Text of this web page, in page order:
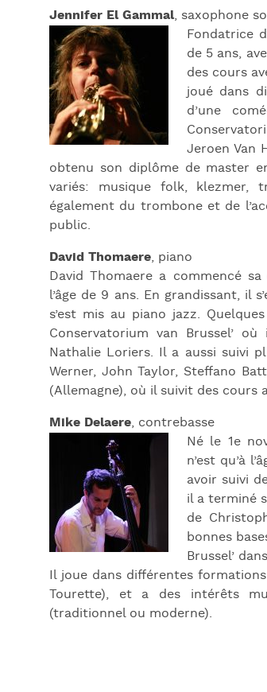
Jennifer El Gammal, saxophone
Fondatrice
de 5 ans,
des cours
joué dans
d’une
Jeroen Van
obtenu son diplôme de master
variés: musique folk, klezmer,
également du trombone et de
public.
David Thomaere, piano
David Thomaere a commencé
l’âge de 9 ans. En grandissant, il
s’est mis au piano jazz.
Conservatorium van Brussel’
Nathalie Loriers. Il a aussi suivi
Werner, John Taylor, Steffano
(Allemagne), où il suivit des cours
Mike Delaere, contrebasse
Né le 1e
n’est qu’à
avoir suivi
il a terminé
de
bonnes
Brussel’
Il joue dans différentes
Tourette), et a des intérêts
(traditionnel ou moderne).